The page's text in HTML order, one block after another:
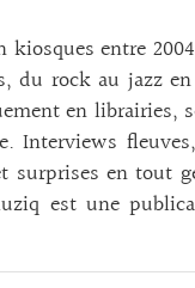
kiosques entre
du rock au jazz
en
Interviews
surprises en tout
est une